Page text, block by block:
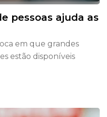
pessoas ajuda as
em que grandes
estão disponíveis